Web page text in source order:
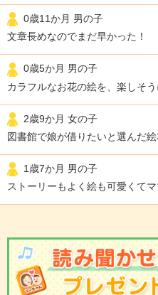
0歳11か月 男の子
文章長めなのでまだ早かった！
0歳5か月 男の子
カラフルなお花の絵を、楽しそう
2歳9か月 女の子
図書館で娘が借りたいと選んだ絵
1歳7か月 男の子
ストーリーもよく絵も可愛くて